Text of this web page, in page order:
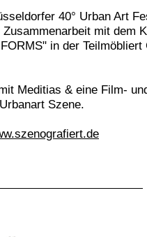
40° Urban Art
mit dem
in der
Meditias & eine Film-
Szene.